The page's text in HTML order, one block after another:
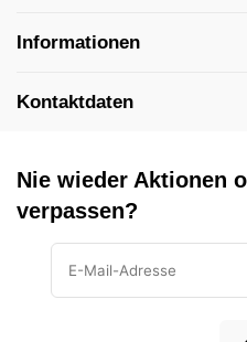
Informationen
Kontaktdaten
Nie wieder Aktionen
verpassen?